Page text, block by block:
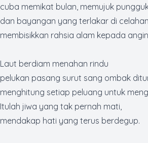
cuba memikat bulan, memujuk
dan bayangan yang terlakar di
membisikkan rahsia alam kepada
Laut berdiam menahan rindu
pelukan pasang surut sang ombak
menghitung setiap peluang untuk
Itulah jiwa yang tak pernah mati,
mendakap hati yang terus berdegup.